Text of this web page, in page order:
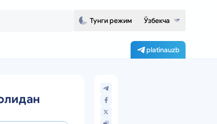
Тунги режим Ўзбекча
platinauzb